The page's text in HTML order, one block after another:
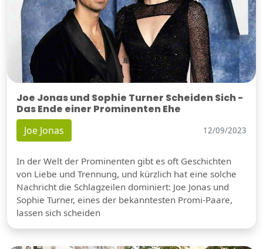
Joe Jonas und Sophie Turner Scheiden Sich -
Das Ende einer Prominenten Ehe
Joe Jonas 12/09/2023
In der Welt der Prominenten gibt es oft Geschichten
von Liebe und Trennung, und kürzlich hat eine solche
Nachricht die Schlagzeilen dominiert: Joe Jonas und
Sophie Turner, eines der bekanntesten Promi-Paare,
lassen sich scheiden